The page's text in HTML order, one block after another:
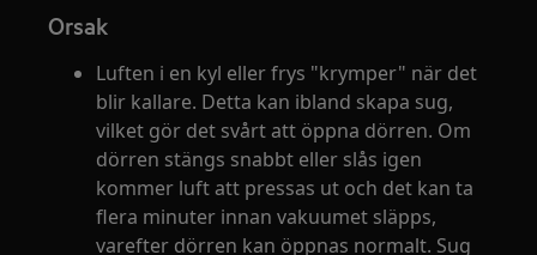
Orsak
Luften i en kyl eller frys "krymper" när det
blir kallare. Detta kan ibland skapa sug,
vilket gör det svårt att öppna dörren. Om
dörren stängs snabbt eller slås igen
kommer luft att pressas ut och det kan ta
flera minuter innan vakuumet släpps,
varefter dörren kan öppnas normalt. Sug